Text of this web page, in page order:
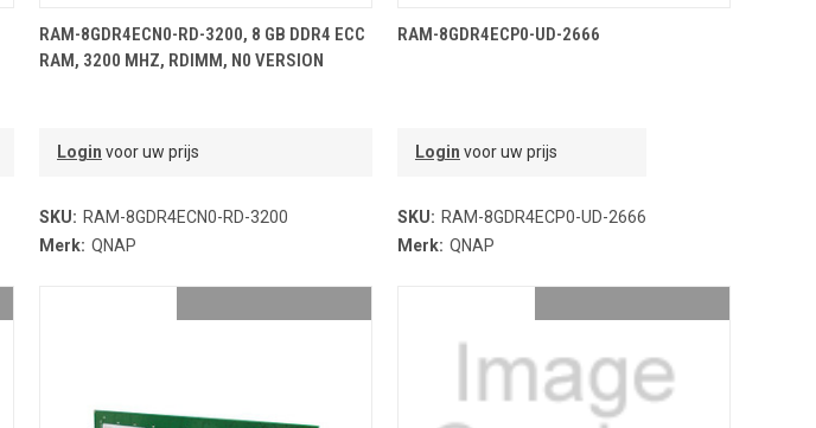
TOEVOEGEN AAN WINKELMANDJE
RAM-8GDR4ECN0-RD-3200, 8 GB DDR4 ECC
RAM, 3200 MHZ, RDIMM, N0 VERSION
Login voor uw prijs
SKU: RAM-8GDR4ECN0-RD-3200
Merk: QNAP
TOEVOEGEN AAN WINKELMANDJE
RAM-8GDR4ECP0-UD-2666
Login voor uw prijs
SKU: RAM-8GDR4ECP0-UD-2666
Merk: QNAP